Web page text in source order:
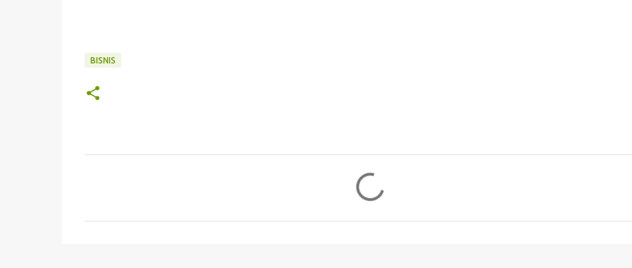
BISNIS